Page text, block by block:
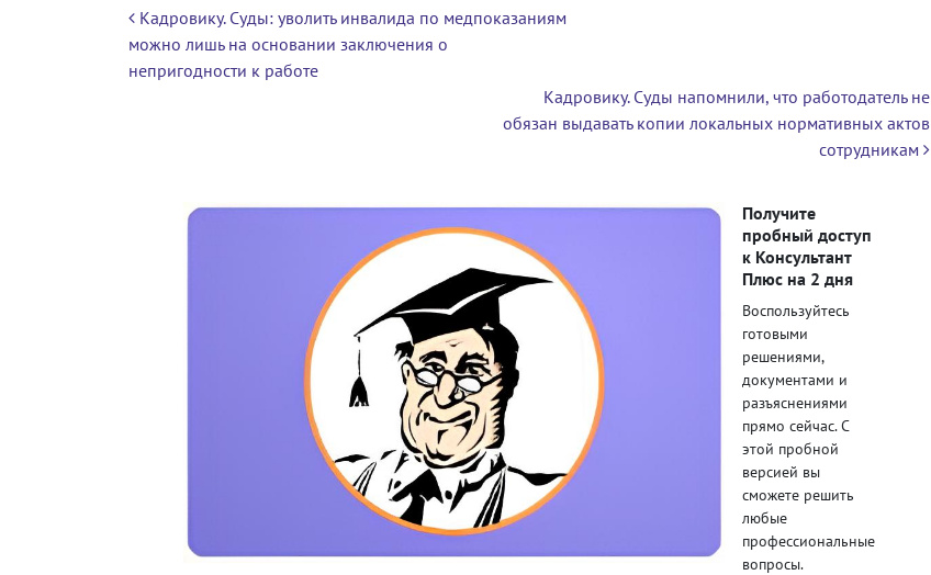
Навигация по записям
Кадровику. Суды: уволить инвалида по медпоказаниям
можно лишь на основании заключения о
непригодности к работе
Кадровику. Суды напомнили, что работодатель не
обязан выдавать копии локальных нормативных актов
сотрудникам
Получите
пробный доступ
к Консультант
Плюс на 2 дня
Воспользуйтесь
готовыми
решениями,
документами и
разъяснениями
прямо сейчас. С
этой пробной
версией вы
сможете решить
любые
профессиональные
вопросы.